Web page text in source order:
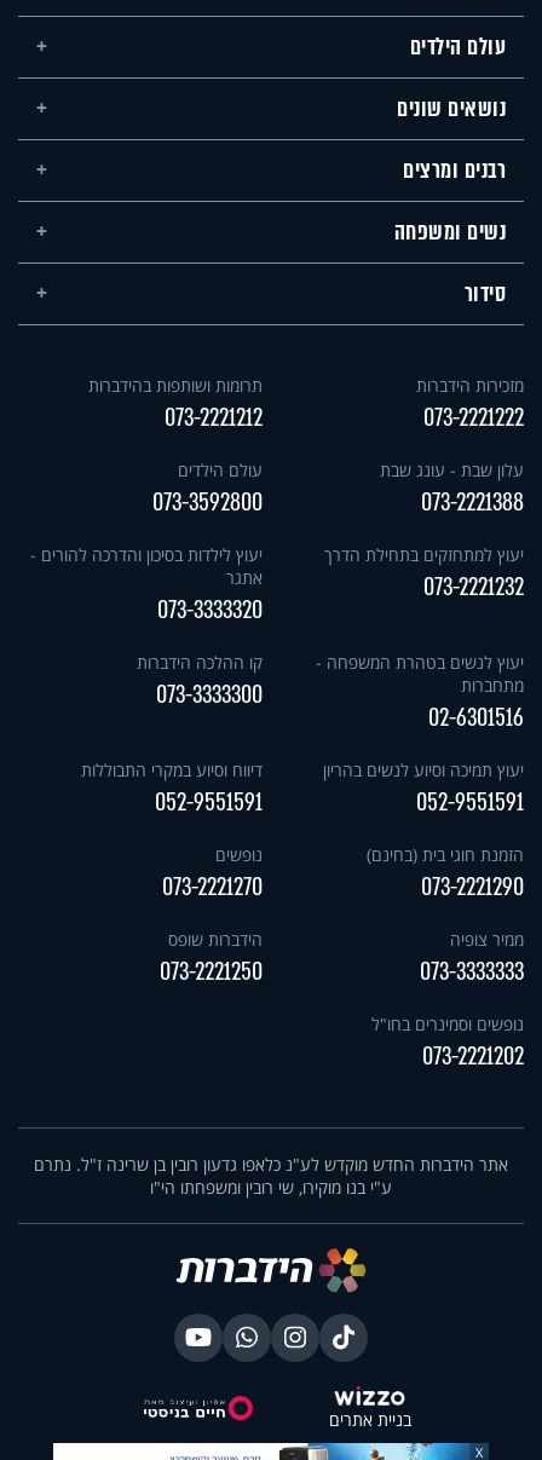
עולם הילדים
נושאים שונים
רבנים ומרצים
נשים ומשפחה
סידור
מזכירות הידברות
073-2221222
תרומות ושותפות בהידברות
073-2221212
עלון שבת - עונג שבת
073-2221388
עולם הילדים
073-3592800
יעוץ למתחזקים בתחילת הדרך
073-2221232
יעוץ לילדות בסיכון והדרכה להורים -
אתגר
073-3333320
יעוץ לנשים בטהרת המשפחה -
מתחברות
02-6301516
קו ההלכה הידברות
073-3333300
יעוץ תמיכה וסיוע לנשים בהריון
052-9551591
דיווח וסיוע במקרי התבוללות
052-9551591
הזמנת חוגי בית (בחינם)
073-2221290
נופשים
073-2221270
ממיר צופיה
073-3333333
הידברות שופס
073-2221250
נופשים וסמינרים בחו"ל
073-2221202
אתר הידברות החדש מוקדש לע"נ כלאפו גדעון רובין בן שרינה ז"ל. נתרם
ע"י בנו מוקירו, שי רובין ומשפחתו הי"ו
בניית אתרים
X